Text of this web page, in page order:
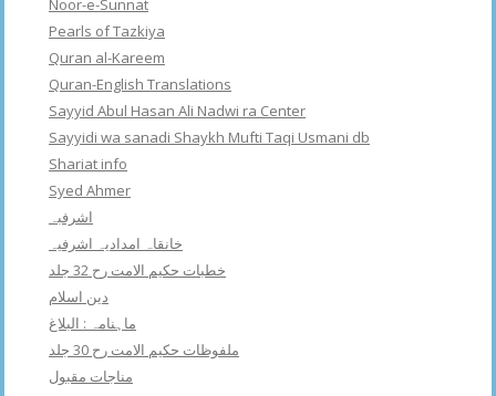
Noor-e-Sunnat
Pearls of Tazkiya
Quran al-Kareem
Quran-English Translations
Sayyid Abul Hasan Ali Nadwi ra Center
Sayyidi wa sanadi Shaykh Mufti Taqi Usmani db
Shariat info
Syed Ahmer
اشرفبہ
خانقاہ امدادیہ اشرفیہ
خطبات حکیم الامت رح 32 جلد
دین اسلام
ماہنامہ : البلاغ
ملفوظات حکیم الامت رح 30 جلد
مناجات مقبول